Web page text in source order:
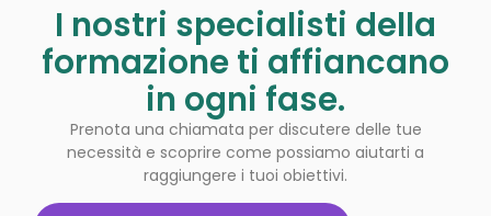
​I nostri specialisti della
formazione ti affiancano
in ogni fase.
Prenota una chiamata per discutere delle tue
necessità e scoprire come possiamo aiutarti a
raggiungere i tuoi obiettivi.